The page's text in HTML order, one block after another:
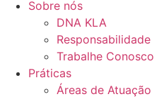
Sobre nós
DNA KLA
Responsabilidade
Trabalhe Conosco
Práticas
Áreas de Atuação